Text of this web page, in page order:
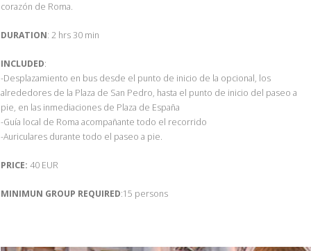
corazón de Roma.
DURATION: 2 hrs 30 min
INCLUDED:
-Desplazamiento en bus desde el punto de inicio de la opcional, los
alrededores de la Plaza de San Pedro, hasta el punto de inicio del paseo a
pie, en las inmediaciones de Plaza de España
-Guía local de Roma acompañante todo el recorrido
-Auriculares durante todo el paseo a pie.
PRICE: 40 EUR
MINIMUN GROUP REQUIRED:15 persons